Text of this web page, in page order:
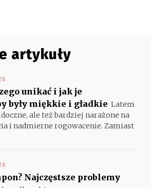
artykuły
unikać i jak je
były miękkie i gładkie Latem
ale też bardziej narażone na
i nadmierne rogowacenie. Zamiast
Najczęstsze problemy